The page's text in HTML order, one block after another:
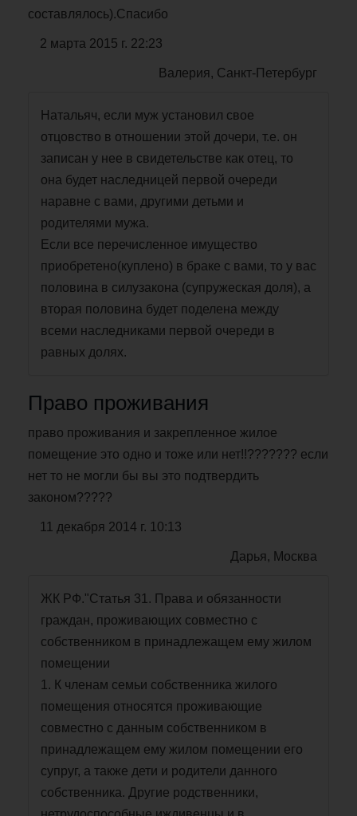
составлялось).Спасибо
2 марта 2015 г. 22:23
Валерия, Санкт-Петербург
Натальяч, если муж установил свое
отцовство в отношении этой дочери, т.е. он
записан у нее в свидетельстве как отец, то
она будет наследницей первой очереди
наравне с вами, другими детьми и
родителями мужа.
Если все перечисленное имущество
приобретено(куплено) в браке с вами, то у вас
половина в силузакона (супружеская доля), а
вторая половина будет поделена между
всеми наследниками первой очереди в
равных долях.
Право проживания
право проживания и закрепленное жилое
помещение это одно и тоже или нет!!??????? если
нет то не могли бы вы это подтвердить
законом?????
11 декабря 2014 г. 10:13
Дарья, Москва
ЖК РФ."Статья 31. Права и обязанности
граждан, проживающих совместно с
собственником в принадлежащем ему жилом
помещении
1. К членам семьи собственника жилого
помещения относятся проживающие
совместно с данным собственником в
принадлежащем ему жилом помещении его
супруг, а также дети и родители данного
собственника. Другие родственники,